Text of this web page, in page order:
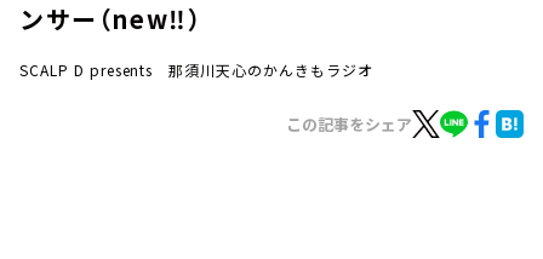
ンサー（new‼️）
SCALP D presents 那須川天心のかんきもラジオ
この記事をシェア